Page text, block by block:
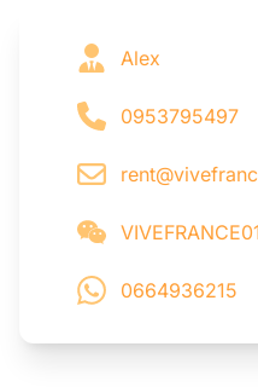
Alex
0953795497
VIVEFRANCE01
0664936215